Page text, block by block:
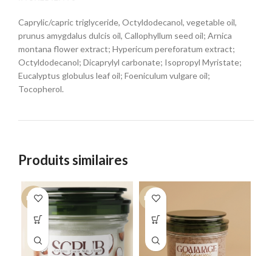
Caprylic/capric triglyceride, Octyldodecanol, vegetable oil,
prunus amygdalus dulcis oil, Callophyllum seed oil; Arnica
montana flower extract; Hypericum pereforatum extract;
Octyldodecanol; Dicaprylyl carbonate; Isopropyl Myristate;
Eucalyptus globulus leaf oil; Foeniculum vulgare oil;
Tocopherol.
Produits similaires
NEW NEW